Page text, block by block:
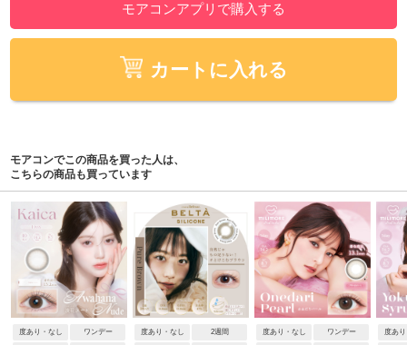
モアコンアプリで購入する
カートに入れる
モアコンでこの商品を買った人は、
こちらの商品も買っています
度あり・なし ワンデー 度あり・なし 2週間 度あり・なし ワンデー 度あ